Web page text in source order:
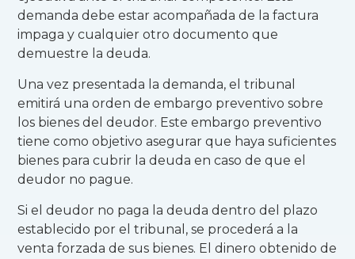
demanda debe estar acompañada de la factura
impaga y cualquier otro documento que
demuestre la deuda.
Una vez presentada la demanda, el tribunal
emitirá una orden de embargo preventivo sobre
los bienes del deudor. Este embargo preventivo
tiene como objetivo asegurar que haya suficientes
bienes para cubrir la deuda en caso de que el
deudor no pague.
Si el deudor no paga la deuda dentro del plazo
establecido por el tribunal, se procederá a la
venta forzada de sus bienes. El dinero obtenido de